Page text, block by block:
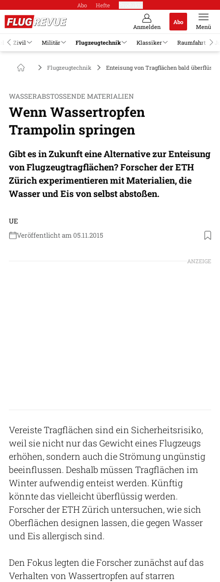
Abo Hefte
Anmelden
Abo
Menü
Zivil Militär Flugzeugtechnik Klassiker Raumfahrt
Flugzeugtechnik Enteisung von Tragflächen bald überflüssig
WASSERABSTOSSENDE MATERIALIEN
Wenn Wassertropfen
Trampolin springen
Gibt es in Zukunft eine Alternative zur Enteisung
von Flugzeugtragflächen? Forscher der ETH
Zürich experimentieren mit Materialien, die
Wasser und Eis von selbst abstoßen.
UE
Veröffentlicht am 05.11.2015
ANZEIGE
Vereiste Tragflächen sind ein Sicherheitsrisiko,
weil sie nicht nur das Gewicht eines Flugzeugs
erhöhen, sondern auch die Strömung ungünstig
beeinflussen. Deshalb müssen Tragflächen im
Winter aufwendig enteist werden. Künftig
könnte das vielleicht überflüssig werden.
Forscher der ETH Zürich untersuchen, wie sich
Oberflächen designen lassen, die gegen Wasser
und Eis allergisch sind.
Den Fokus legten die Forscher zunächst auf das
Verhalten von Wassertropfen auf starren